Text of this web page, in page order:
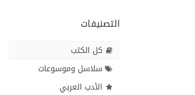
التصنيفات
كل الكتب
سلاسل وموسوعات
الأدب العربي